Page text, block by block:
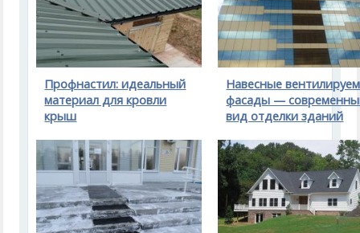
Профнастил: идеальный
материал для кровли
крыш
Навесные
фасады —
вид отделки зданий